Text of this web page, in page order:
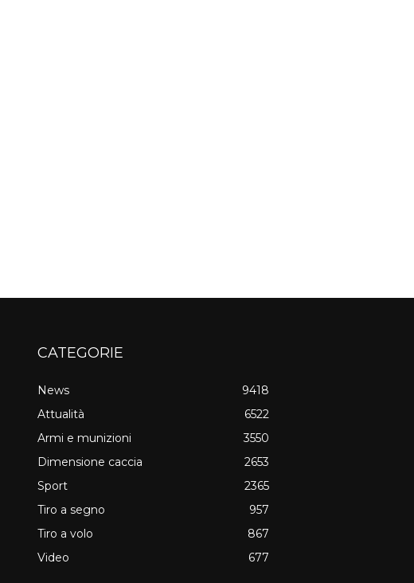
CATEGORIE
News
9418
Attualità
6522
Armi e munizioni
3550
Dimensione caccia
2653
Sport
2365
Tiro a segno
957
Tiro a volo
867
Video
677